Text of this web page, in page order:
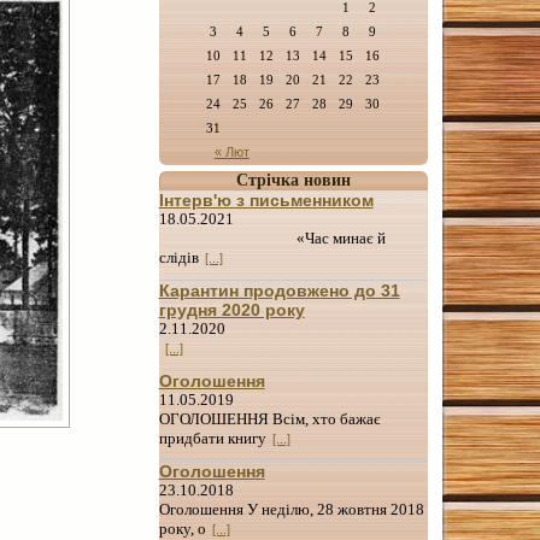
« Лют
1
2
3
4 5 6 7 8
9
10
11 12 13 14 15
16
17
18 19 20 21 22
23
24
25 26 27 28 29
30
31
Стрічка новин
Інтерв'ю з письменником
18.05.2021
«Час минає й
слідів [...]
Карантин продовжено до 31
грудня 2020 року
2.11.2020
[...]
Оголошення
11.05.2019
ОГОЛОШЕННЯ Всім, хто бажає
придбати книгу [...]
Оголошення
23.10.2018
Оголошення У неділю, 28 жовтня 2018
року, о [...]